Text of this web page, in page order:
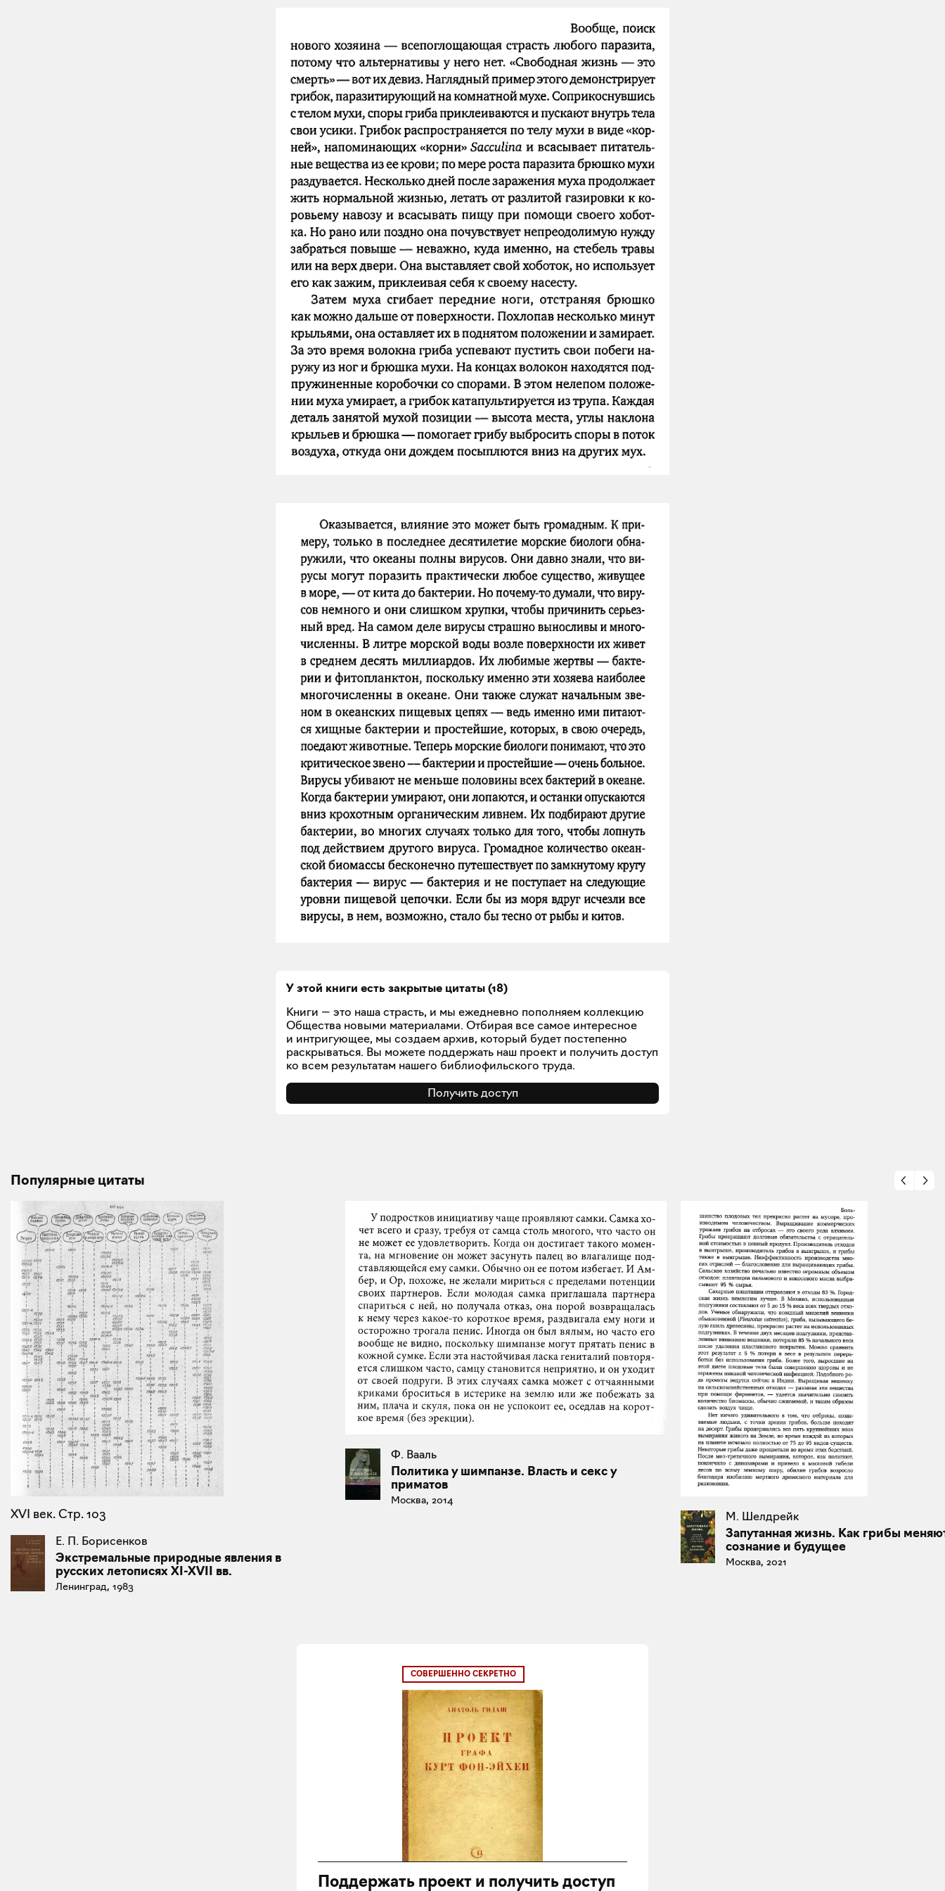
У этой книги есть закрытые цитаты (18)
Книги — это наша страсть, и мы ежедневно пополняем коллекцию
Общества новыми материалами. Отбирая все самое интересное
и интригующее, мы создаем архив, который будет постепенно
раскрываться. Вы можете поддержать наш проект и получить доступ
ко всем результатам нашего библиофильского труда.
Получить доступ
Популярные цитаты
XVI век. Стр. 103
Е. П. Борисенков
Экстремальные природные явления в
русских летописях XI-XVII вв.
Ленинград, 1983
Ф. Вааль
Политика у шимпанзе. Власть и секс у
приматов
Москва, 2014
М. Шелдрейк
Запутанная жизнь. Как грибы
сознание и будущее
Москва, 2021
СОВЕРШЕННО СЕКРЕТНО
Поддержать проект и получить доступ